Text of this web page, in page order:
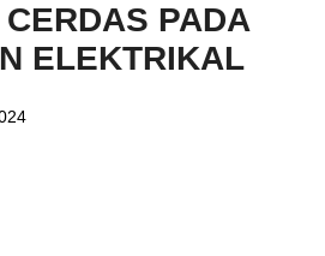
PADA
ELEKTRIKAL